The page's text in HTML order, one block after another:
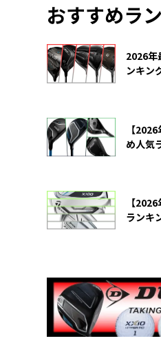
おすすめラ
2026年
ンキン
【
め人気
【
ランキ